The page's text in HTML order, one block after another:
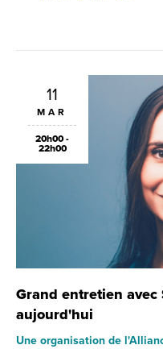
11
MAR
20h00 -
22h00
Grand entretien avec
aujourd'hui
Une organisation de